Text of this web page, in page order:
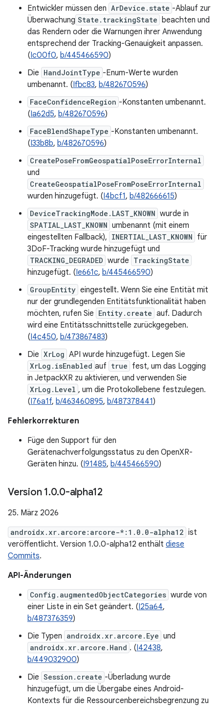
Entwickler müssen den ArDevice.state -Ablauf zur
Überwachung State.trackingState beachten und
das Rendern oder die Warnungen ihrer Anwendung
entsprechend der Tracking-Genauigkeit anpassen.
(Ic00f0, b/445466590)
Die HandJointType -Enum-Werte wurden
umbenannt. (Ifbc83, b/482670596)
FaceConfidenceRegion -Konstanten umbenannt.
(Ia62d5, b/482670596)
FaceBlendShapeType -Konstanten umbenannt.
(I33b8b, b/482670596)
CreatePoseFromGeospatialPoseErrorInternal
und
CreateGeospatialPoseFromPoseErrorInternal
wurden hinzugefügt. (I4bcf1, b/482666615)
DeviceTrackingMode.LAST_KNOWN wurde in
SPATIAL_LAST_KNOWN umbenannt (mit einem
eingestellten Fallback), INERTIAL_LAST_KNOWN für
3DoF-Tracking wurde hinzugefügt und
TRACKING_DEGRADED wurde TrackingState
hinzugefügt. (Ie661c, b/445466590)
GroupEntity eingestellt. Wenn Sie eine Entität mit
nur der grundlegenden Entitätsfunktionalität haben
möchten, rufen Sie Entity.create auf. Dadurch
wird eine Entitätsschnittstelle zurückgegeben.
(I4c450, b/473867483)
Die XrLog API wurde hinzugefügt. Legen Sie
XrLog.isEnabled auf true fest, um das Logging
in JetpackXR zu aktivieren, und verwenden Sie
XrLog.Level , um die Protokollebene festzulegen.
(I76a1f, b/463460895, b/487378441)
Fehlerkorrekturen
Füge den Support für den
Gerätenachverfolgungsstatus zu den OpenXR-
Geräten hinzu. (I91485, b/445466590)
Version 1.0.0-alpha12
25. März 2026
androidx.xr.arcore:arcore-*:1.0.0-alpha12 ist
veröffentlicht. Version 1.0.0-alpha12 enthält diese
Commits.
API-Änderungen
Config.augmentedObjectCategories wurde von
einer Liste in ein Set geändert. (I25a64,
b/487376359)
Die Typen androidx.xr.arcore.Eye und
androidx.xr.arcore.Hand . (I42438,
b/449032900)
Die Session.create -Überladung wurde
hinzugefügt, um die Übergabe eines Android-
Kontexts für die Ressourcenbereichsbegrenzung zu